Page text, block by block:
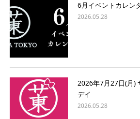
6月イベントカレン
2026.05.28
2026年7月27日(月)
デイ
2026.05.28